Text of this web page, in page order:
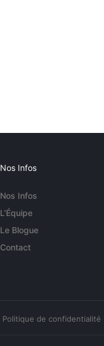
Nos Infos
Nos Infos
L'Équipe
Le Blogue
Contact
Politique de confidentialité